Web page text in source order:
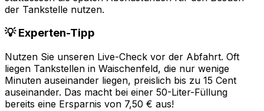
der Tankstelle nutzen.
💡 Experten-Tipp
Nutzen Sie unseren Live-Check vor der Abfahrt. Oft
liegen Tankstellen in Waischenfeld, die nur wenige
Minuten auseinander liegen, preislich bis zu 15 Cent
auseinander. Das macht bei einer 50-Liter-Füllung
bereits eine Ersparnis von 7,50 € aus!